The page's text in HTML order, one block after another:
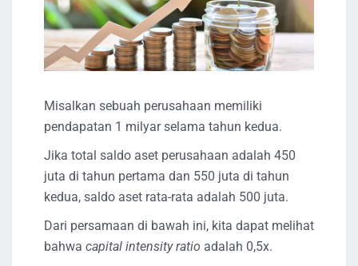
Misalkan sebuah perusahaan memiliki
pendapatan 1 milyar selama tahun kedua.
Jika total saldo aset perusahaan adalah 450
juta di tahun pertama dan 550 juta di tahun
kedua, saldo aset rata-rata adalah 500 juta.
Dari persamaan di bawah ini, kita dapat melihat
bahwa capital intensity ratio adalah 0,5x.